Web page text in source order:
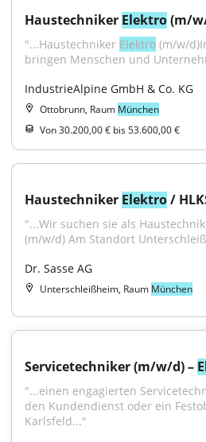
Haustechniker Elektro (m/
"...Haustechniker Elektro (m/w/
bringen Menschen und
IndustrieAlpine GmbH & Co. KG
Ottobrunn, Raum München
Von 30.200,00 € bis 53.600,00 €
Haustechniker Elektro /
"...Wir suchen sie als
(m/w/d) Am Standort
Dr. Sasse AG
Unterschleißheim, Raum München
Servicetechniker (m/w/d) –
"...einen engagierten
den Kundendienst oder ein
Karlsfeld..."